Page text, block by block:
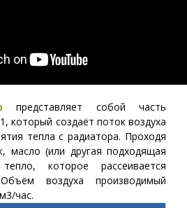
представляет собой часть
который создаёт поток воздуха
тепла с радиатора. Проходя
масло (или другая подходящая
которое рассеивается
воздуха производимый
час.